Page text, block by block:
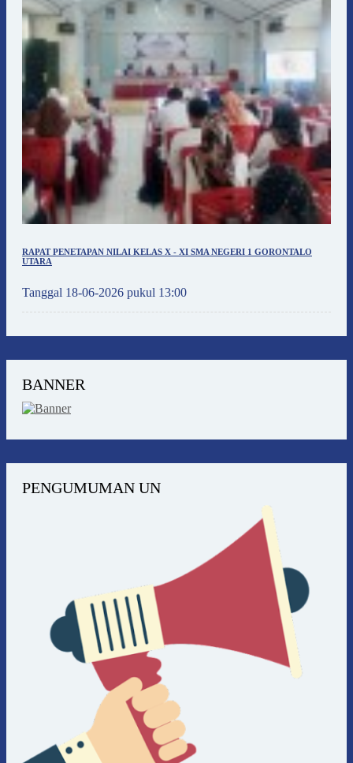
RAPAT PENETAPAN NILAI KELAS X - XI SMA NEGERI 1 GORONTALO
UTARA
Tanggal 18-06-2026 pukul 13:00
BANNER
PENGUMUMAN UN